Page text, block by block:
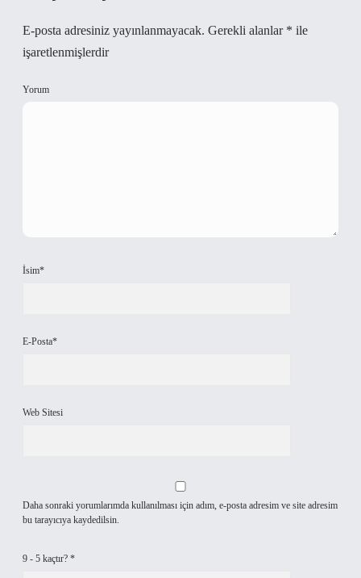
E-posta adresiniz yayınlanmayacak. Gerekli alanlar * ile
işaretlenmişlerdir
Yorum
İsim*
E-Posta*
Web Sitesi
Daha sonraki yorumlarımda kullanılması için adım, e-posta adresim ve site adresim
bu tarayıcıya kaydedilsin.
9 - 5 kaçtır? *